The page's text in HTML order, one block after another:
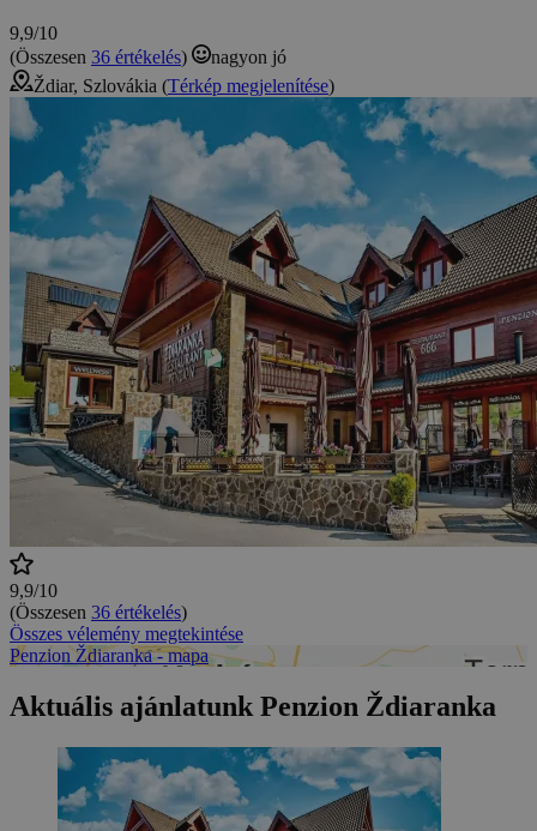
9,9/10
(Összesen 36 értékelés)
nagyon jó
Ždiar, Szlovákia (Térkép megjelenítése)
9,9/10
(Összesen 36 értékelés)
Összes vélemény megtekintése
Penzion Ždiaranka - mapa
Aktuális ajánlatunk Penzion Ždiaranka